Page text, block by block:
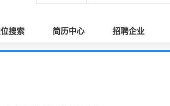
搜索 简历中心 招聘企业